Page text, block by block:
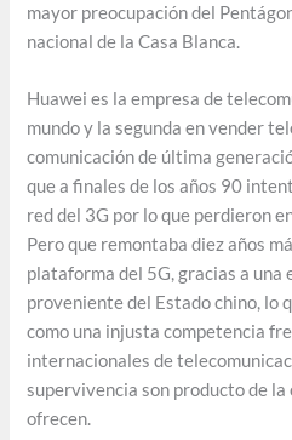
mayor preocupación del
nacional de la Casa Blanca.
Huawei es la empresa de
mundo y la segunda en vender
comunicación de última
que a finales de los años 90
red del 3G por lo que perdieron
Pero que remontaba diez años
plataforma del 5G, gracias a una
proveniente del Estado chino, lo
como una injusta competencia
internacionales de
supervivencia son producto de
ofrecen.